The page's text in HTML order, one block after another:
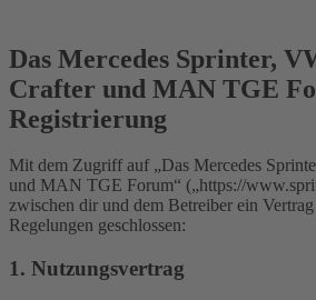
Das Mercedes Sprinter,
Crafter und MAN TGE
Registrierung
Mit dem Zugriff auf „Das Mercedes
und MAN TGE Forum“ („https://
zwischen dir und dem Betreiber ein
Regelungen geschlossen:
1. Nutzungsvertrag